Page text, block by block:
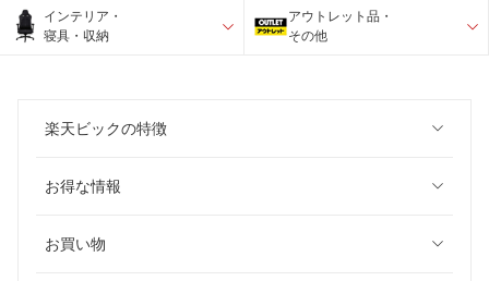
インテリア・
寝具・収納
アウトレット品・
その他
楽天ビックの特徴
お得な情報
お買い物